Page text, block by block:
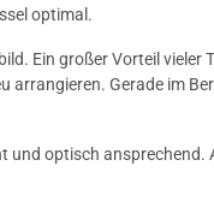
optimal.
Ein großer Vorteil vieler
arrangieren. Gerade im
und optisch ansprechend.